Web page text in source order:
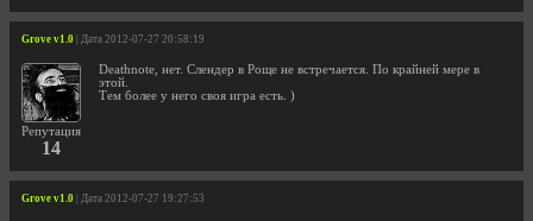
Grove v1.0 | Дата 2012-07-27 20:58:19
Репутация
14
Deathnote, нет. Слендер в Роще не встречается. По крайней мере в
этой.
Тем более у него своя игра есть. )
Grove v1.0 | Дата 2012-07-27 19:27:53